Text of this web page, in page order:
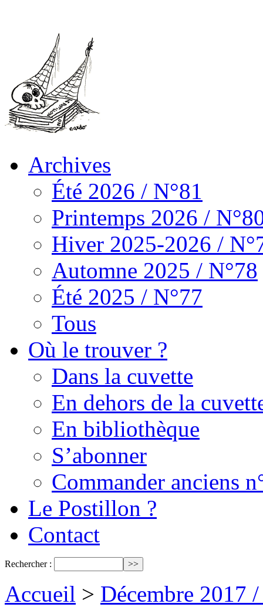
Archives
Été 2026 / N°81
Printemps 2026 /
Hiver 2025-2026 /
Automne 2025 / N°78
Été 2025 / N°77
Tous
Où le trouver ?
Dans la cuvette
En dehors de la
En bibliothèque
S’abonner
Commander anciens
Le Postillon ?
Contact
Rechercher :
Accueil > Décembre 2017